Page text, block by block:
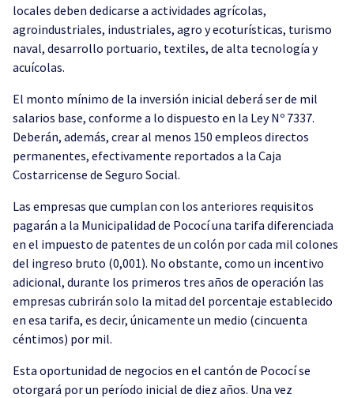
locales deben dedicarse a actividades agrícolas,
agroindustriales, industriales, agro y ecoturísticas, turismo
naval, desarrollo portuario, textiles, de alta tecnología y
acuícolas.
El monto mínimo de la inversión inicial deberá ser de mil
salarios base, conforme a lo dispuesto en la Ley Nº 7337.
Deberán, además, crear al menos 150 empleos directos
permanentes, efectivamente reportados a la Caja
Costarricense de Seguro Social.
Las empresas que cumplan con los anteriores requisitos
pagarán a la Municipalidad de Pococí una tarifa diferenciada
en el impuesto de patentes de un colón por cada mil colones
del ingreso bruto (0,001). No obstante, como un incentivo
adicional, durante los primeros tres años de operación las
empresas cubrirán solo la mitad del porcentaje establecido
en esa tarifa, es decir, únicamente un medio (cincuenta
céntimos) por mil.
Esta oportunidad de negocios en el cantón de Pococí se
otorgará por un período inicial de diez años. Una vez